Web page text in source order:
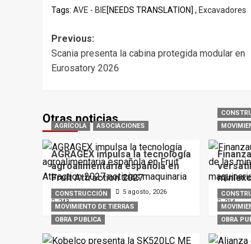
Tags: AVE - BIE[NEEDS TRANSLATION] , Excavadores
Post
navigation
Previous:
Scania presenta la cabina protegida modular en
Eurosatory 2026
Otras noticias
AGRÍCOLA ASOCIACIONES
AGRAGEX impulsa la tecnología
agroalimentaria española en
Fruit Attraction 2027
Dpto. Redacción
5 agosto, 2026
243
Dpto.
214
CONSTRUCCIÓN
MOVIMIENTO DE TIERRAS
OBRA PUBLICA
OBRA